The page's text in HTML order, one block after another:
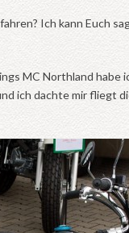
Ich kann Euch
MC Northland habe
ich dachte mir fliegt